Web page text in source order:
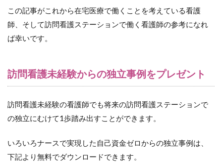
この記事がこれから在宅医療で働くことを考えている看護
師、そして訪問看護ステーションで働く看護師の参考になれ
ば幸いです。
訪問看護未経験からの独立事例をプレゼント
訪問看護未経験の看護師でも将来の訪問看護ステーションで
の独立にむけて1歩踏み出すことができます。
いろいろナースで実現した自己資金ゼロからの独立事例は、
下記より無料でダウンロードできます。